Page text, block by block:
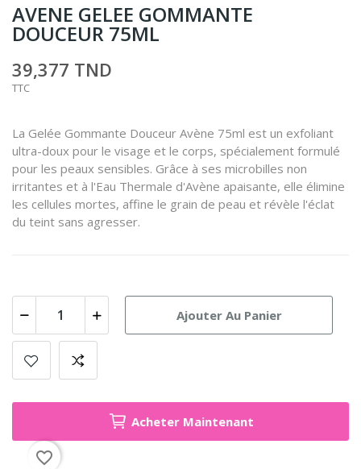
AVENE GELEE GOMMANTE
DOUCEUR 75ML
39,377 TND
TTC
La Gelée Gommante Douceur Avène 75ml est un exfoliant
ultra-doux pour le visage et le corps, spécialement formulé
pour les peaux sensibles. Grâce à ses microbilles non
irritantes et à l'Eau Thermale d'Avène apaisante, elle élimine
les cellules mortes, affine le grain de peau et révèle l'éclat
du teint sans agresser.
Ajouter Au Panier
Acheter Maintenant
favorite_border